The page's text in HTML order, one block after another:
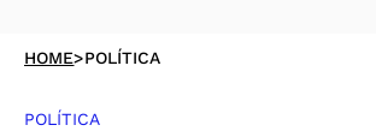
HOME>POLÍTICA
POLÍTICA